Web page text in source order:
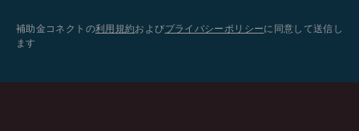
補助金コネクトの利用規約およびプライバシーポリシーに同意して送信し
ます